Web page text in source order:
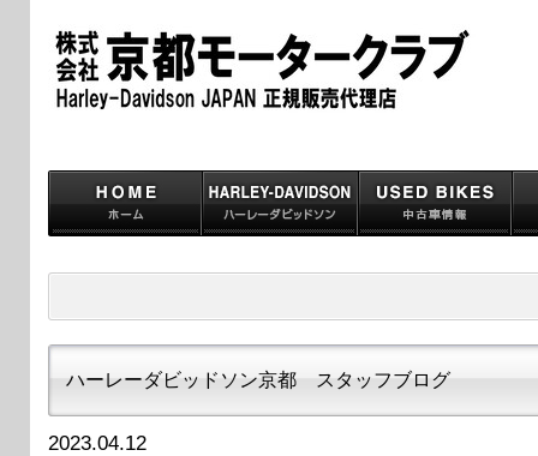
ハーレーダビッドソン京都 スタッフブログ
2023.04.12